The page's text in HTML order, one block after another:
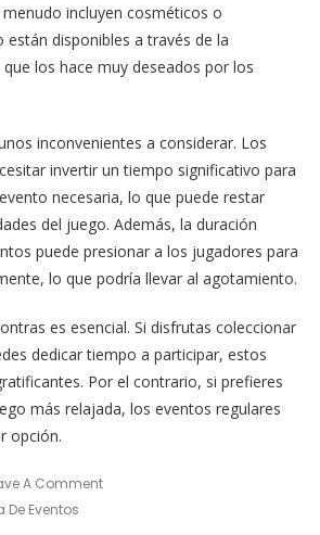
incluyen cosméticos o
disponibles a través de la
los hace muy deseados por los
inconvenientes a considerar. Los
invertir un tiempo significativo para
necesaria, lo que puede restar
del juego. Además, la duración
puede presionar a los jugadores para
lo que podría llevar al agotamiento.
es esencial. Si disfrutas coleccionar
dedicar tiempo a participar, estos
Por el contrario, si prefieres
más relajada, los eventos regulares
opción.
A CommentOn
De Eventos